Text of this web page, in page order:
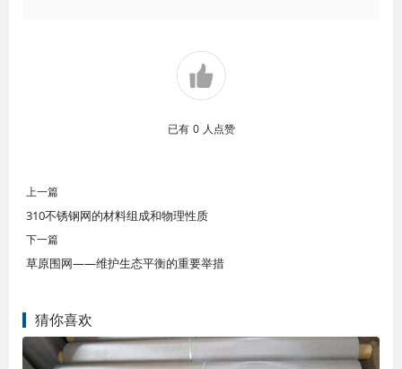
已有 0 人点赞
上一篇
310不锈钢网的材料组成和物理性质
下一篇
草原围网——维护生态平衡的重要举措
猜你喜欢